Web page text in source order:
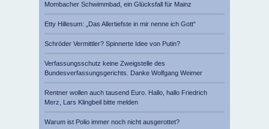
Mombacher Schwimmbad, ein Glücksfall für Mainz
Etty Hillesum: „Das Allertiefste in mir nenne ich Gott“
Schröder Vermittler? Spinnerte Idee von Putin?
Verfassungsschutz keine Zweigstelle des
Bundesverfassungsgerichts. Danke Wolfgang Weimer
Rentner wollen auch tausend Euro. Hallo, hallo Friedrich
Merz, Lars Klingbeil bitte melden
Warum ist Polio immer noch nicht ausgerottet?